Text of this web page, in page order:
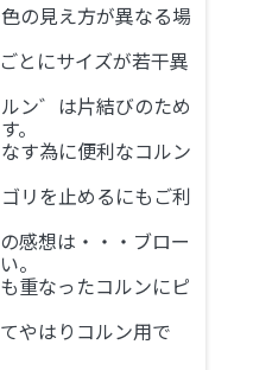
の見え方が異なる場
とにサイズが若干異
ン゛は片結びのため
。
す為に便利なコルン
リを止めるにもご利
感想は・・・ブロー
。
重なったコルンにピ
やはりコルン用で